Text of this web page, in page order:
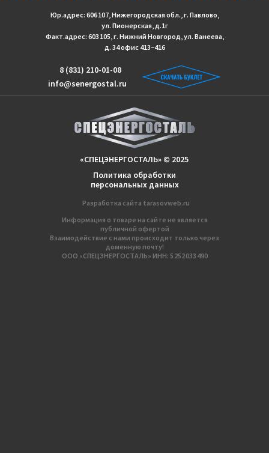
Информация о товаре на сайте не является
публичной офертой
Взаимодействие с нами происходит только через
доменную почту!
ООО «СПЕЦЭНЕРГОСТАЛЬ» ИНН: 5 252 033 490
Разработка сайтa tarasovweb.ru
Политика обработки
персональных данных
«СПЕЦЭНЕРГОСТАЛЬ» © 2025
info@senergostal.ru
8 (831) 210-01-08
Юр.адрес: 606 107, Нижегородская обл., г. Павлово,
ул. Пионерская, д.1г
Факт.адрес: 603 105, г. Нижний Новгород, ул. Ванеева,
д. 34 офис 413−416